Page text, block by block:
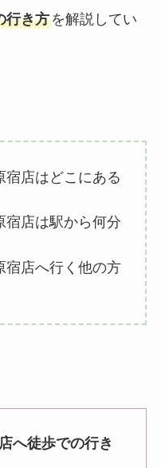
行き方を解説してい
宿店はどこにある
宿店は駅から何分
宿店へ行く他の方
へ徒歩での行き